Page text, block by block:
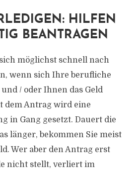
HILFEN
BEANTRAGEN
möglichst schnell nach
wenn sich Ihre berufliche
/ oder Ihnen das Geld
dem Antrag wird eine
in Gang gesetzt. Dauert die
länger, bekommen Sie meist
Wer aber den Antrag erst
nicht stellt, verliert im